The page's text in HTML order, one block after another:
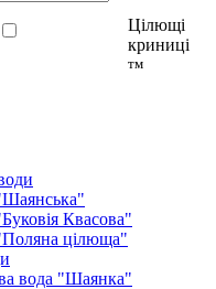
Цілющі
криниці
тм
Квасова"
цілюща"
вода "Шаянка"